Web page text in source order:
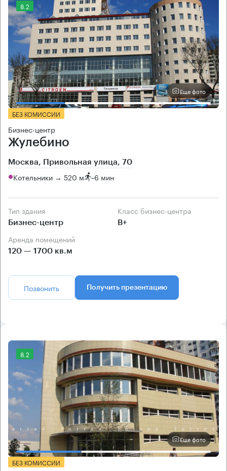
8.2
Еще фото
БЕЗ КОМИССИИ
Бизнес-центр
Жулебино
Москва, Привольная улица, 70
Котельники → 520 м ~6 мин
Тип здания
Бизнес-центр
Класс бизнес-центра
B+
Аренда помещений
120 — 1700 кв.м
Позвонить Получить презентацию
8.2
Еще фото
БЕЗ КОМИССИИ